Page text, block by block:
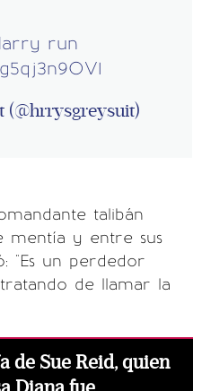
run
talibán
mentía y entre sus
"Es un perdedor
de llamar la
de Sue Reid, quien